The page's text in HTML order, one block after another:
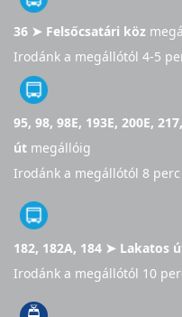
36 ➤ Felsőcsatári köz
Irodánk a megállótól 4-5
95, 98, 98E, 193E, 200E,
út megállóig
Irodánk a megállótól 8
182, 182A, 184 ➤ Lakatos
Irodánk a megállótól 10